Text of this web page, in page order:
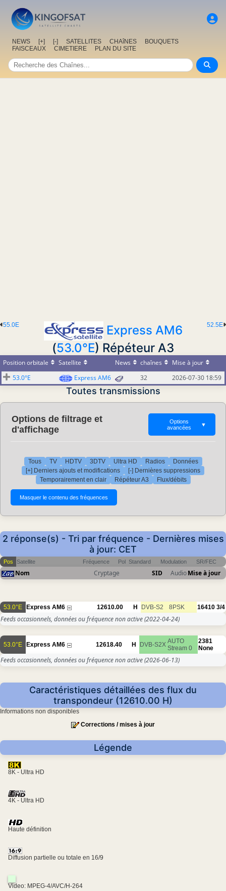
NEWS [+] [-] SATELLITES CHAîNES
BOUQUETS
FAISCEAUX
CIMETIERE PLAN DU SITE
52.5E
55.0E
Express AM6
(53.0°E) Répéteur A3
Position orbitale Satellite News chaînes
Mise à jour
53.0°E
Express AM6 32 2026-07-30 18:59
Toutes transmissions
Options de filtrage et
d'affichage
Options
avancées
▼
Tous TV HDTV 3DTV Ultra HD Radios
Données
[+] Derniers ajouts et modifications
[-] Dernières suppressions
Temporairement en clair
Répéteur A3 Flux/débits
2 réponse(s) - Tri par fréquence - Dernières mises
à jour: CET
Pos Satellite Fréquence Pol Standard Modulation SR/FEC
Nom Cryptage SID AudioMise à jour
53.0°E Express AM6 12610.00 H DVB-S2 8PSK 16410 3/4
Feeds occasionnels, données ou fréquence non active(2022-04-24)
53.0°E Express AM6 12618.40 H DVB-S2X AUTO
Stream 0
2381
None
Feeds occasionnels, données ou fréquence non active(2026-06-13)
Caractéristiques détaillées des flux du
transpondeur (12610.00 H)
Informations non disponibles
Corrections / mises à jour
Légende
8K - Ultra HD
4K - Ultra HD
Haute définition
Diffusion partielle ou totale en 16/9
Video: MPEG-4/AVC/H-264